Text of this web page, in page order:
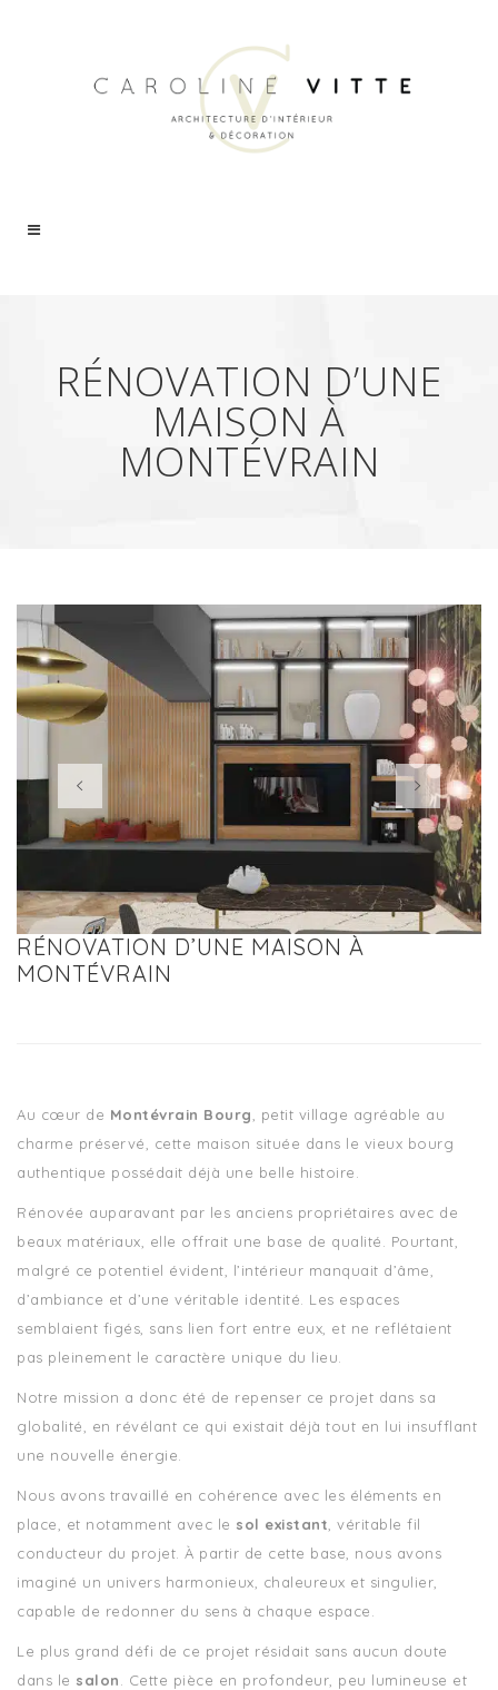
RÉNOVATION D’UNE
MAISON À
MONTÉVRAIN
RÉNOVATION D’UNE MAISON À
MONTÉVRAIN
Au cœur de Montévrain Bourg , petit village agréable au
charme préservé, cette maison située dans le vieux bourg
authentique possédait déjà une belle histoire.
Rénovée auparavant par les anciens propriétaires avec de
beaux matériaux, elle offrait une base de qualité. Pourtant,
malgré ce potentiel évident, l’intérieur manquait d’âme,
d’ambiance et d’une véritable identité. Les espaces
semblaient figés, sans lien fort entre eux, et ne reflétaient
pas pleinement le caractère unique du lieu.
Notre mission a donc été de repenser ce projet dans sa
globalité, en révélant ce qui existait déjà tout en lui insufflant
une nouvelle énergie.
Nous avons travaillé en cohérence avec les éléments en
place, et notamment avec le sol existant , véritable fil
conducteur du projet. À partir de cette base, nous avons
imaginé un univers harmonieux, chaleureux et singulier,
capable de redonner du sens à chaque espace.
Le plus grand défi de ce projet résidait sans aucun doute
dans le salon . Cette pièce en profondeur, peu lumineuse et